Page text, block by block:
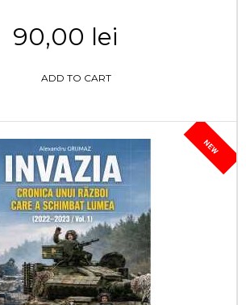
90,00 lei
ADD TO CART
NEW